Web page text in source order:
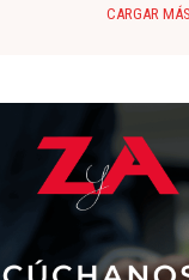
CARGAR MÁS